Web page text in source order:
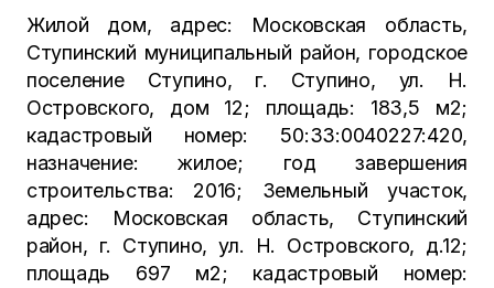
Жилой дом, адрес: Московская область,
Ступинский муниципальный район, городское
поселение Ступино, г. Ступино, ул. Н.
Островского, дом 12; площадь: 183,5 м2;
кадастровый номер: 50:33:0040227:420,
назначение: жилое; год завершения
строительства: 2016; Земельный участок,
адрес: Московская область, Ступинский
район, г. Ступино, ул. Н. Островского, д.12;
площадь 697 м2; кадастровый номер: